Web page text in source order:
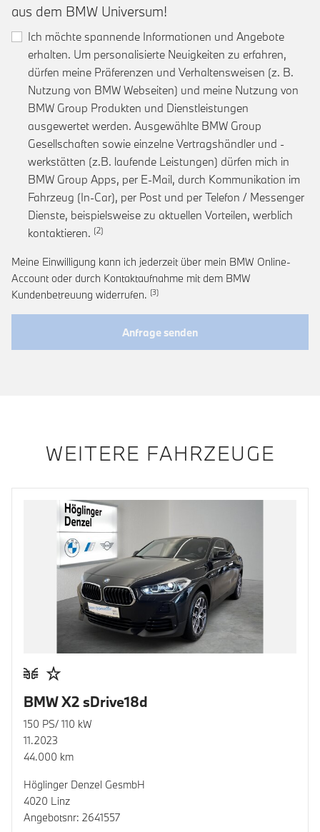
aus dem BMW Universum!
Ich möchte spannende Informationen und Angebote
erhalten. Um personalisierte Neuigkeiten zu erfahren,
dürfen meine Präferenzen und Verhaltensweisen (z. B.
Nutzung von BMW Webseiten) und meine Nutzung von
BMW Group Produkten und Dienstleistungen
ausgewertet werden. Ausgewählte BMW Group
Gesellschaften sowie einzelne Vertragshändler und -
werkstätten (z.B. laufende Leistungen) dürfen mich in
BMW Group Apps, per E-Mail, durch Kommunikation im
Fahrzeug (In-Car), per Post und per Telefon / Messenger
Dienste, beispielsweise zu aktuellen Vorteilen, werblich
kontaktieren. Link zur Fußnote: Einwilligung zur
Meine Einwilligung kann ich jederzeit über mein BMW Online-
Account oder durch Kontaktaufnahme mit dem BMW
Kundenbetreuung widerrufen. Link zur Fußnote: Widerruf der
Anfrage senden
WEITERE FAHRZEUGE
BMW X2 sDrive18d
150 PS/ 110 kW
11.2023
44.000 km
Höglinger Denzel GesmbH
4020 Linz
Angebotsnr: 2641557